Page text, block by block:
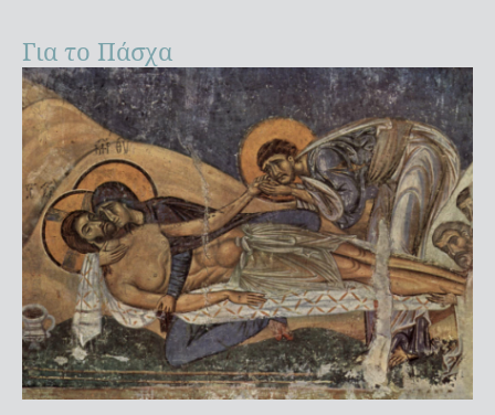
Για το Πάσχα